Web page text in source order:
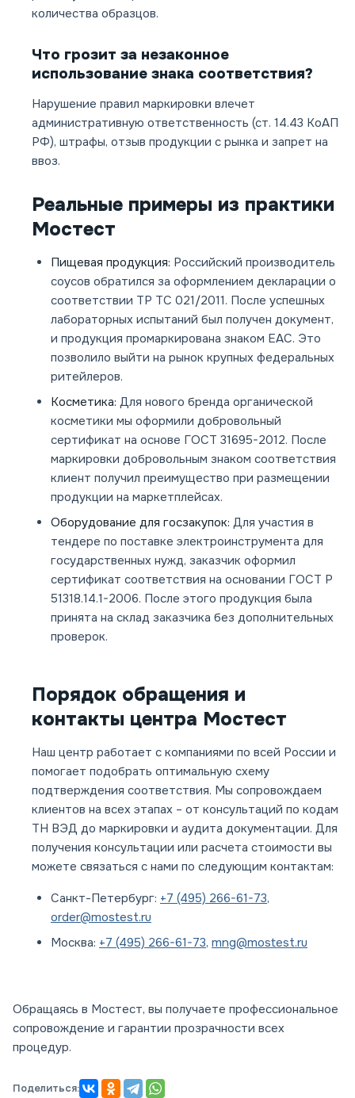
количества образцов.
Что грозит за незаконное
использование знака соответствия?
Нарушение правил маркировки влечет
административную ответственность (ст. 14.43 КоАП
РФ), штрафы, отзыв продукции с рынка и запрет на
ввоз.
Реальные примеры из практики
Мостест
Пищевая продукция: Российский производитель
соусов обратился за оформлением декларации о
соответствии ТР ТС 021/2011. После успешных
лабораторных испытаний был получен документ,
и продукция промаркирована знаком ЕАС. Это
позволило выйти на рынок крупных федеральных
ритейлеров.
Косметика: Для нового бренда органической
косметики мы оформили добровольный
сертификат на основе ГОСТ 31695-2012. После
маркировки добровольным знаком соответствия
клиент получил преимущество при размещении
продукции на маркетплейсах.
Оборудование для госзакупок: Для участия в
тендере по поставке электроинструмента для
государственных нужд, заказчик оформил
сертификат соответствия на основании ГОСТ Р
51318.14.1-2006. После этого продукция была
принята на склад заказчика без дополнительных
проверок.
Порядок обращения и
контакты центра Мостест
Наш центр работает с компаниями по всей России и
помогает подобрать оптимальную схему
подтверждения соответствия. Мы сопровождаем
клиентов на всех этапах – от консультаций по кодам
ТН ВЭД до маркировки и аудита документации. Для
получения консультации или расчета стоимости вы
можете связаться с нами по следующим контактам:
Санкт-Петербург: +7 (495) 266-61-73,
order@mostest.ru
Москва: +7 (495) 266-61-73, mng@mostest.ru
Обращаясь в Мостест, вы получаете профессиональное
сопровождение и гарантии прозрачности всех
процедур.
Поделиться: